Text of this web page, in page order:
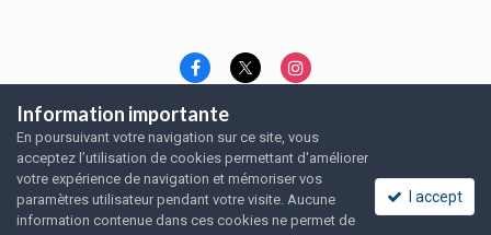
Langue Thème
Politique de confidentialité
Nous contacter
Nous contacter
SRFA, l'association des amoureux du rat domestique
Powered by Invision Community
Information importante
En poursuivant votre navigation sur ce site, vous
acceptez l’utilisation de cookies permettant d'améliorer
votre expérience de navigation et mémoriser vos
paramètres utilisateur pendant votre visite. Aucune
information contenue dans ces cookies ne permet de
I accept